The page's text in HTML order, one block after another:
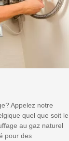
Appelez notre
quel que soit le
au gaz naturel
pour des